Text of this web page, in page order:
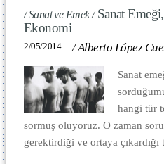
/ Sanat ve Emek /Sanat
Ekonomi
2/05/2014 /Alberto López
Sanat
hangi tür
sormuş oluyoruz. O zaman
gerektirdiği ve ortaya